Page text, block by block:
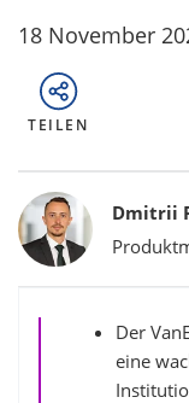
18 November
TEILEN
Bylines
Dmitrii
Der
eine